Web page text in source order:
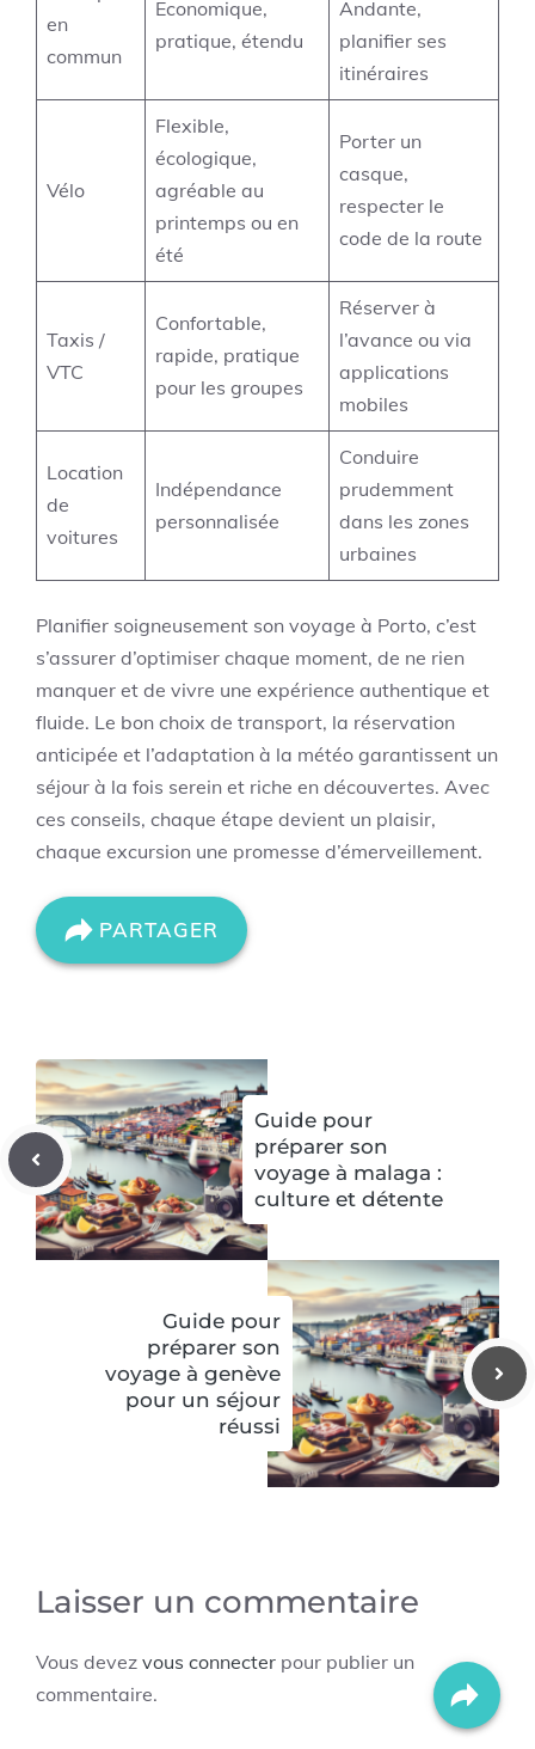
en
commun
Economique,
pratique, étendu
Andante,
planifier ses
itinéraires
Vélo
Flexible,
écologique,
agréable au
printemps ou en
été
Porter un
casque,
respecter le
code de la route
Taxis /
VTC
Confortable,
rapide, pratique
pour les groupes
Réserver à
l’avance ou via
applications
mobiles
Location
de
voitures
Indépendance
personnalisée
Conduire
prudemment
dans les zones
urbaines
Planifier soigneusement son voyage à Porto, c’est
s’assurer d’optimiser chaque moment, de ne rien
manquer et de vivre une expérience authentique et
fluide. Le bon choix de transport, la réservation
anticipée et l’adaptation à la météo garantissent un
séjour à la fois serein et riche en découvertes. Avec
ces conseils, chaque étape devient un plaisir,
chaque excursion une promesse d’émerveillement.
PARTAGER
Guide pour
préparer son
voyage à malaga :
culture et détente
Guide pour
préparer son
voyage à genève
pour un séjour
réussi
Laisser un commentaire
Vous devez vous connecter pour publier un
commentaire.